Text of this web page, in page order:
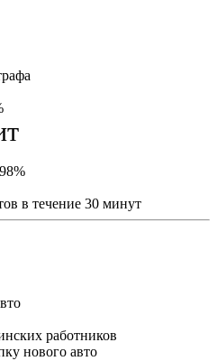
в течение 30 минут
работников
нового авто